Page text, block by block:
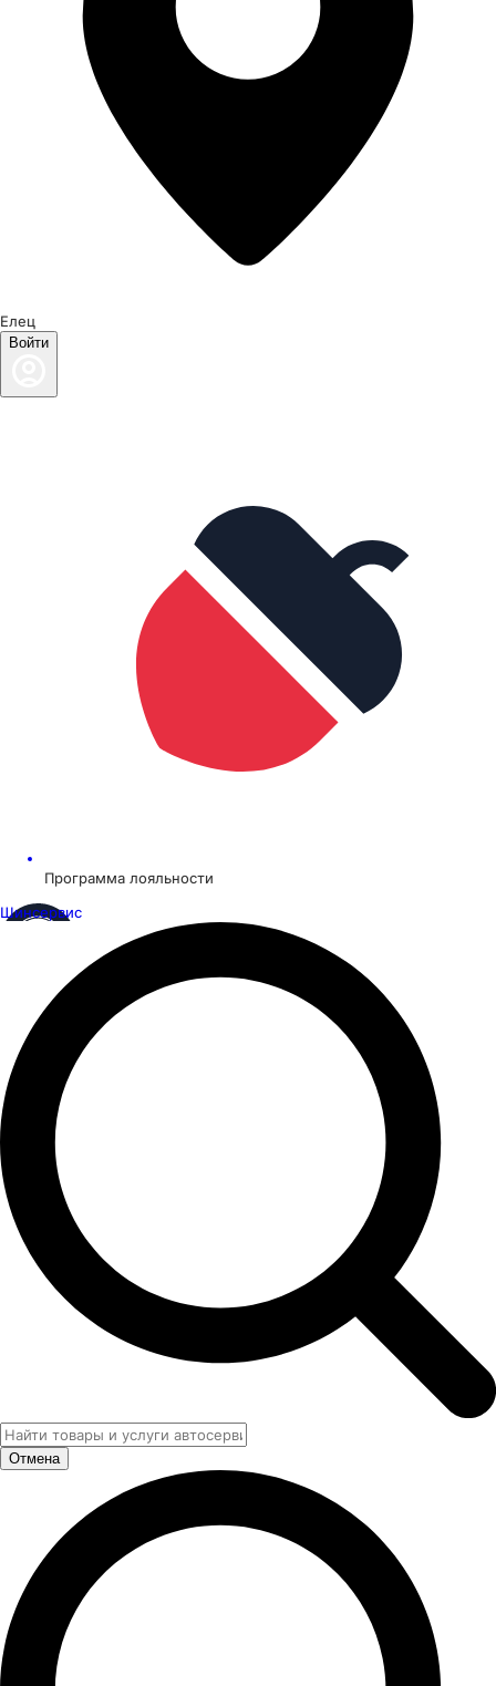
Елец
Войти
Программа лояльности
Шинсервис
Отмена